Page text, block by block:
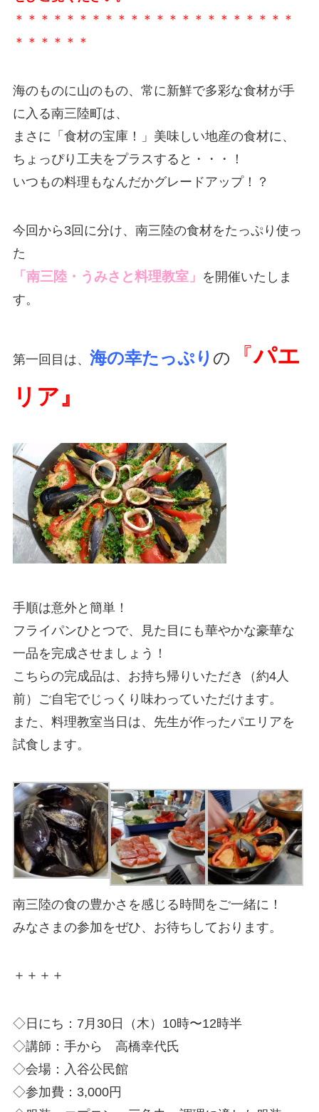
＊＊＊＊＊＊＊＊＊＊＊＊＊＊＊＊＊＊＊＊＊＊
＊＊＊＊＊＊
海のものに山のもの、常に新鮮で多彩な食材が手
に入る南三陸町は、
まさに「食材の宝庫！」美味しい地産の食材に、
ちょっぴり工夫をプラスすると・・・！
いつもの料理もなんだかグレードアップ！？
今回から3回に分け、南三陸の食材をたっぷり使っ
た
「南三陸・うみさと料理教室」 を開催いたしま
す。
第一回目は、 海の幸たっぷり の 『パエ
リア』
手順は意外と簡単！
フライパンひとつで、見た目にも華やかな豪華な
一品を完成させましょう！
こちらの完成品は、お持ち帰りいただき（約4人
前）ご自宅でじっくり味わっていただけます。
また、料理教室当日は、先生が作ったパエリアを
試食します。
南三陸の食の豊かさを感じる時間をご一緒に！
みなさまの参加をぜひ、お待ちしております。
＋＋＋＋
◇日にち：7月30日（木）10時〜12時半
◇講師：手から 高橋幸代氏
◇会場：入谷公民館
◇参加費：3,000円